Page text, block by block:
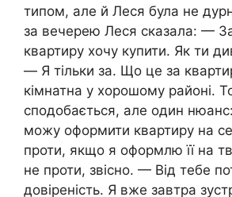
типом, але й Леся була не
за вечерею Леся сказала: —
квартиру хочу купити. Як ти
— Я тільки за. Що це за
кімнатна у хорошому районі.
сподобається, але один
можу оформити квартиру на
проти, якщо я оформлю її на
не проти, звісно. — Від тебе
довіреність. Я вже завтра